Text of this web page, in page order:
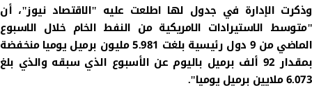
وذكرت الإدارة في جدول لها اطلعت عليه "الاقتصاد نيوز"، أن
"متوسط الاستيرادات الامريكية من النفط الخام خلال الاسبوع
الماضي من 9 دول رئيسية بلغت 5.981 مليون برميل يوميا منخفضة
بمقدار 92 ألف برميل باليوم عن الأسبوع الذي سبقه والذي بلغ
6.073 ملايين برميل يوميا".